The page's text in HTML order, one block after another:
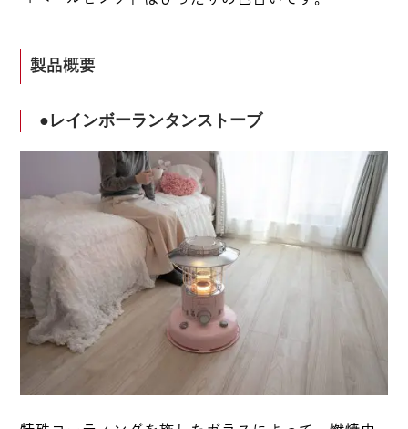
製品概要
●レインボーランタンストーブ